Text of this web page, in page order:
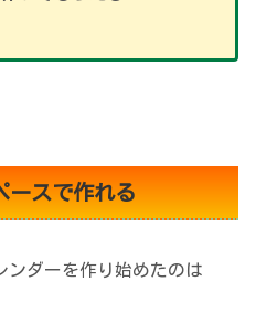
ースで作れる
ンダーを作り始めたのは